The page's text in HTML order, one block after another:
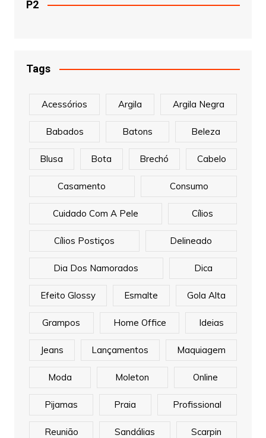
P2
Tags
Acessórios Argila Argila Negra
Babados Batons Beleza
Blusa Bota Brechó Cabelo
Casamento Consumo
Cuidado Com A Pele Cílios
Cílios Postiços Delineado
Dia Dos Namorados Dica
Efeito Glossy Esmalte Gola Alta
Grampos Home Office Ideias
Jeans Lançamentos Maquiagem
Moda Moleton Online
Pijamas Praia Profissional
Reunião Sandálias Scarpin